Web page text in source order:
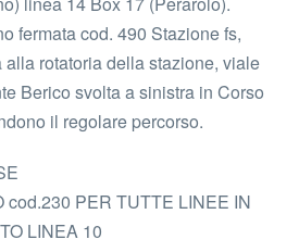
fermata cod. 490 Stazione fs,
rotatoria della stazione, viale
Berico svolta a sinistra in Corso
il regolare percorso.
cod.230 PER TUTTE LINEE IN
LINEA 10